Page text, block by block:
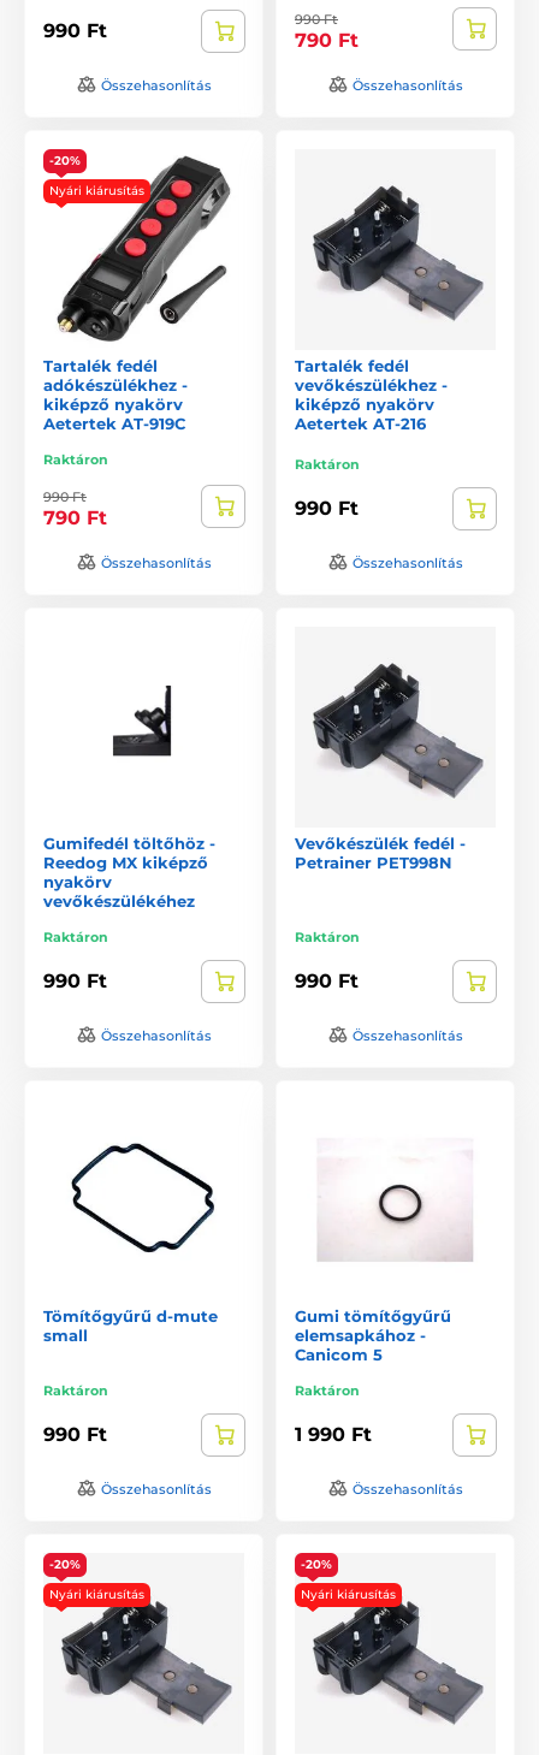
990 Ft
Összehasonlítás
990 Ft
790 Ft
Összehasonlítás
-20%
Nyári kiárusítás
Tartalék fedél
adókészülékhez -
kiképző nyakörv
Aetertek AT-919C
Raktáron
990 Ft
790 Ft
Összehasonlítás
Tartalék fedél
vevőkészülékhez -
kiképző nyakörv
Aetertek AT-216
Raktáron
990 Ft
Összehasonlítás
Gumifedél töltőhöz -
Reedog MX kiképző
nyakörv
vevőkészülékéhez
Raktáron
990 Ft
Összehasonlítás
Vevőkészülék fedél -
Petrainer PET998N
Raktáron
990 Ft
Összehasonlítás
Tömítőgyűrű d-mute
small
Raktáron
990 Ft
Összehasonlítás
Gumi tömítőgyűrű
elemsapkához -
Canicom 5
Raktáron
1 990 Ft
Összehasonlítás
-20%
Nyári kiárusítás
-20%
Nyári kiárusítás